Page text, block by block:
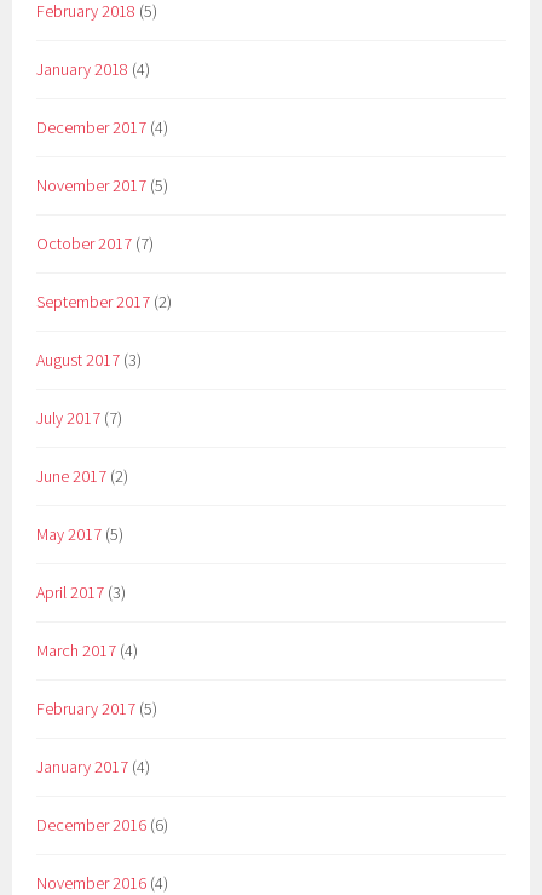
February 2018 (5)
January 2018 (4)
December 2017 (4)
November 2017 (5)
October 2017 (7)
September 2017 (2)
August 2017 (3)
July 2017 (7)
June 2017 (2)
May 2017 (5)
April 2017 (3)
March 2017 (4)
February 2017 (5)
January 2017 (4)
December 2016 (6)
November 2016 (4)